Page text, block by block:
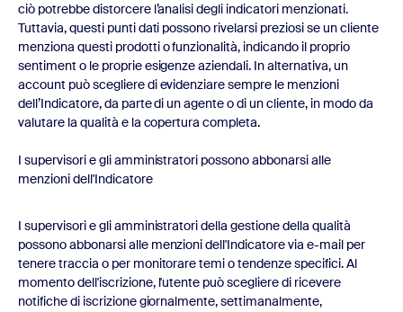
ciò potrebbe distorcere l’analisi degli indicatori menzionati.
Tuttavia, questi punti dati possono rivelarsi preziosi se un cliente
menziona questi prodotti o funzionalità, indicando il proprio
sentiment o le proprie esigenze aziendali. In alternativa, un
account può scegliere di evidenziare sempre le menzioni
dell’Indicatore, da parte di un agente o di un cliente, in modo da
valutare la qualità e la copertura completa.
I supervisori e gli amministratori possono abbonarsi alle
menzioni dell'Indicatore
I supervisori e gli amministratori della gestione della qualità
possono abbonarsi alle menzioni dell'Indicatore via e-mail per
tenere traccia o per monitorare temi o tendenze specifici. Al
momento dell'iscrizione, l'utente può scegliere di ricevere
notifiche di iscrizione giornalmente, settimanalmente,